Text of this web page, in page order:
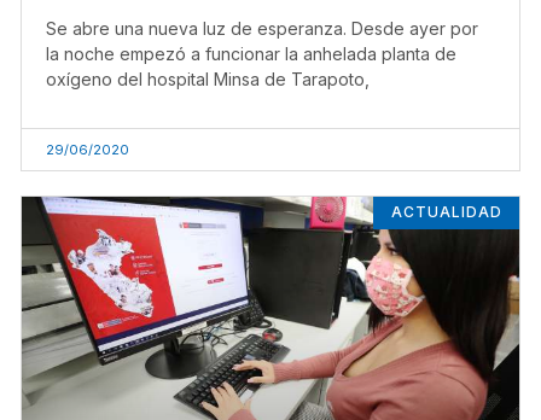
Se abre una nueva luz de esperanza. Desde ayer por
la noche empezó a funcionar la anhelada planta de
oxígeno del hospital Minsa de Tarapoto,
29/06/2020
ACTUALIDAD